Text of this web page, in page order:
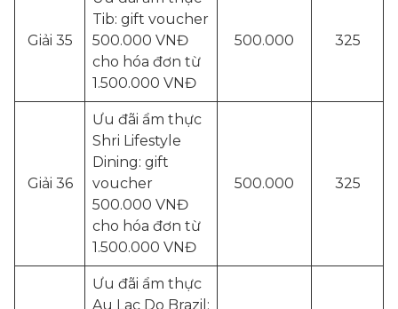
Giải 35
Tib: gift voucher
500.000 VNĐ
cho hóa đơn từ
1.500.000 VNĐ
500.000 325
Giải 36
Ưu đãi ẩm thực
Shri Lifestyle
Dining: gift
voucher
500.000 VNĐ
cho hóa đơn từ
1.500.000 VNĐ
500.000 325
Ưu đãi ẩm thực
Au Lac Do Brazil: